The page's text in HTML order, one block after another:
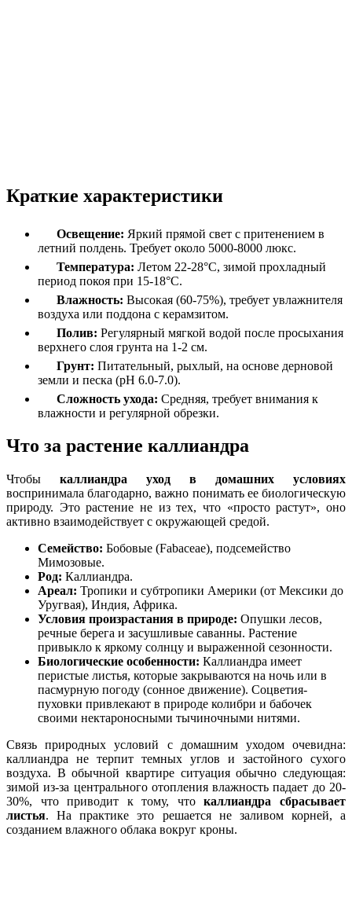
Краткие характеристики
Освещение: Яркий прямой свет с притенением в
летний полдень. Требует около 5000-8000 люкс.
Температура: Летом 22-28°C, зимой прохладный
период покоя при 15-18°C.
Влажность: Высокая (60-75%), требует увлажнителя
воздуха или поддона с керамзитом.
Полив: Регулярный мягкой водой после просыхания
верхнего слоя грунта на 1-2 см.
Грунт: Питательный, рыхлый, на основе дерновой
земли и песка (pH 6.0-7.0).
Сложность ухода: Средняя, требует внимания к
влажности и регулярной обрезки.
Что за растение каллиандра
Чтобы каллиандра уход в домашних условиях
воспринимала благодарно, важно понимать ее биологическую
природу. Это растение не из тех, что «просто растут», оно
активно взаимодействует с окружающей средой.
Семейство: Бобовые (Fabaceae), подсемейство
Мимозовые.
Род: Каллиандра.
Ареал: Тропики и субтропики Америки (от Мексики до
Уругвая), Индия, Африка.
Условия произрастания в природе: Опушки лесов,
речные берега и засушливые саванны. Растение
привыкло к яркому солнцу и выраженной сезонности.
Биологические особенности: Каллиандра имеет
перистые листья, которые закрываются на ночь или в
пасмурную погоду (сонное движение). Соцветия-
пуховки привлекают в природе колибри и бабочек
своими нектароносными тычиночными нитями.
Связь природных условий с домашним уходом очевидна:
каллиандра не терпит темных углов и застойного сухого
воздуха. В обычной квартире ситуация обычно следующая:
зимой из-за центрального отопления влажность падает до 20-
30%, что приводит к тому, чтокаллиандра сбрасывает
листья. На практике это решается не заливом корней, а
созданием влажного облака вокруг кроны.